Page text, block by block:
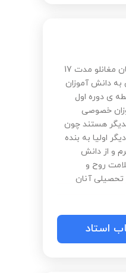
درود بر عزیزان جویای علم و دانش این جانب مرجان مغانلو مدت 17
دانش آموزان
ی دوره اول
خصوصی
هستند چون
اولیا به بنده
و از دانش
روح و
تحصیلی آنان
استاد